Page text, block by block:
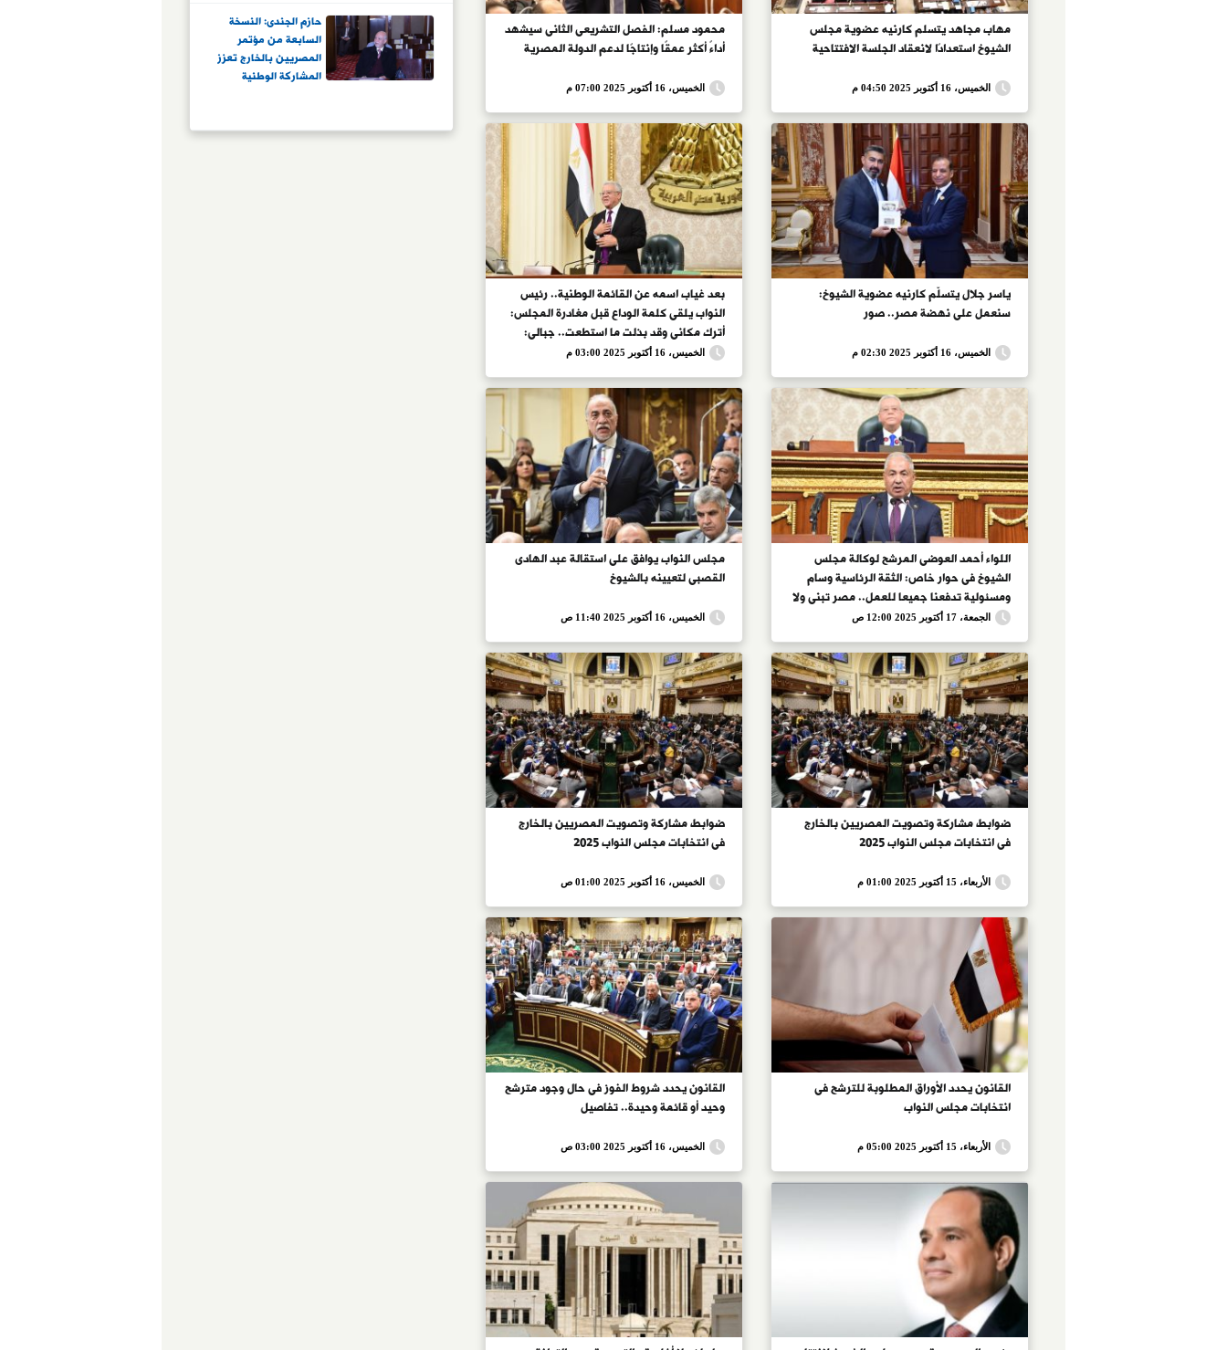
مهاب مجاهد يتسلم كارنيه عضوية مجلس
الشيوخ استعدادًا لانعقاد الجلسة الافتتاحية
الخميس، 16 أكتوبر 2025 04:50 م
محمود مسلم: الفصل التشريعى الثانى سيشهد
أداءً أكثر عمقًا وإنتاجًا لدعم الدولة المصرية
الخميس، 16 أكتوبر 2025 07:00 م
ياسر جلال يتسلّم كارنيه عضوية الشيوخ:
سنعمل على نهضة مصر.. صور
الخميس، 16 أكتوبر 2025 02:30 م
بعد غياب اسمه عن القائمة الوطنية.. رئيس
النواب يلقى كلمة الوداع قبل مغادرة المجلس:
أترك مكانى وقد بذلت ما استطعت.. جبالى:
أسأل الله أن يوفق من يتولى من بعدنا.. ويؤكد:
الخميس، 16 أكتوبر 2025 03:00 م
اللواء أحمد العوضى المرشح لوكالة مجلس
الشيوخ فى حوار خاص: الثقة الرئاسية وسام
ومسئولية تدفعنا جميعا للعمل.. مصر تبنى ولا
تتوقف وصوتها هو صوت السلام.. وهناك توافق
الجمعة، 17 أكتوبر 2025 12:00 ص
مجلس النواب يوافق على استقالة عبد الهادى
القصبى لتعيينه بالشيوخ
الخميس، 16 أكتوبر 2025 11:40 ص
ضوابط مشاركة وتصويت المصريين بالخارج
فى انتخابات مجلس النواب 2025
الأربعاء، 15 أكتوبر 2025 01:00 م
ضوابط مشاركة وتصويت المصريين بالخارج
فى انتخابات مجلس النواب 2025
الخميس، 16 أكتوبر 2025 01:00 ص
القانون يحدد الأوراق المطلوبة للترشح فى
انتخابات مجلس النواب
الأربعاء، 15 أكتوبر 2025 05:00 م
القانون يحدد شروط الفوز فى حال وجود مترشح
وحيد أو قائمة وحيدة.. تفاصيل
الخميس، 16 أكتوبر 2025 03:00 ص
حازم الجندى: النسخة
السابعة من مؤتمر
المصريين بالخارج تعزز
المشاركة الوطنية